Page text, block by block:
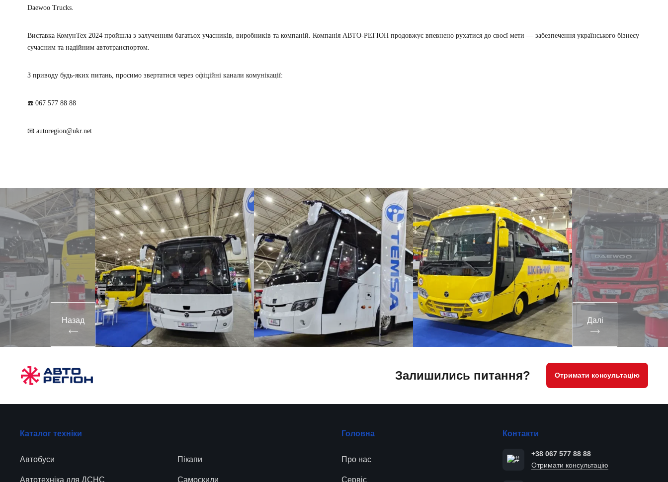
Daewoo Trucks.
Виставка КомунТех 2024 пройшла з залученням багатьох учасників, виробників та компаній. Компанія АВТО-РЕГІОН продовжує впевнено рухатися до своєї мети — забезпечення українського бізнесу
сучасним та надійним автотранспортом.
З приводу будь-яких питань, просимо звертатися через офіційні канали комунікації:
☎️ 067 577 88 88
📧 autoregion@ukr.net
Назад Далі
Залишились питання? Отримати консультацію
Каталог техніки
Автобуси
Автотехніка для ДСНС
Пікапи
Самоскиди
Головна
Про нас
Сервіc
Контакти
+38 067 577 88 88
Отримати консультацію